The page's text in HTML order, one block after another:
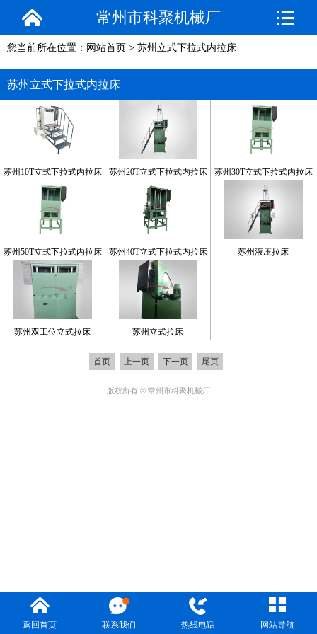
常州市科聚机械厂
您当前所在位置： 网站首页 > 苏州立式下拉式内拉床
苏州立式下拉式内拉床
苏州10T立式下拉式内拉床 苏州20T立式下拉式内拉床 苏州30T立式下拉式内拉床
苏州50T立式下拉式内拉床 苏州40T立式下拉式内拉床 苏州液压拉床
苏州双工位立式拉床 苏州立式拉床
首页 上一页 下一页 尾页
版权所有 © 常州市科聚机械厂
返回首页 联系我们 热线电话 网站导航